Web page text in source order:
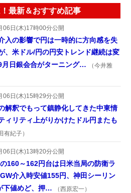
最新＆おすすめ記事
06日(木)17時00分公開
入の影響で円は一時的に方向感を失
、米ドル/円の円安トレンド継続は変
月日銀会合がターニング…
（今井雅
06日(木)15時29分公開
解釈でもって鎮静化してきた中東情
ィリティ上がりかけたドル円またも
有紀子）
06日(木)13時20分公開
160～162円台は日米当局の防衛ラ
介入時安値155円、神田シーリン
下値めど、押…
（西原宏一）